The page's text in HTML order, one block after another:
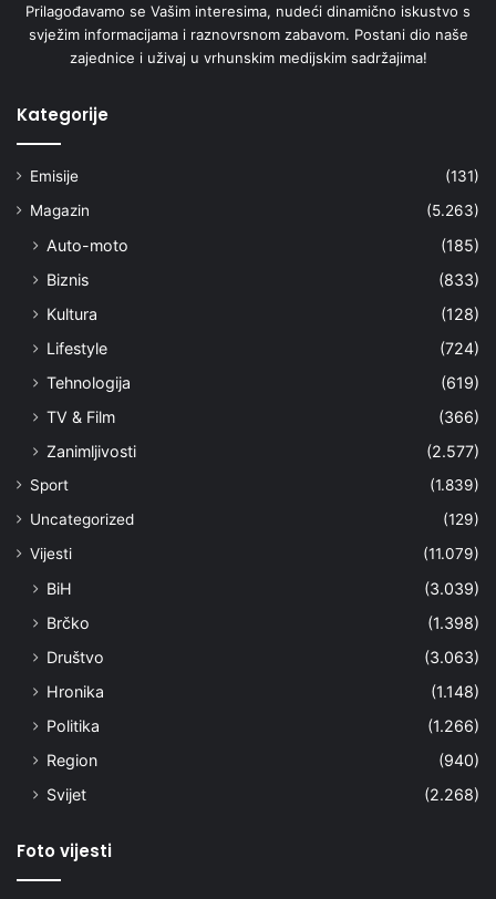
Prilagođavamo se Vašim interesima, nudeći dinamično iskustvo s
svježim informacijama i raznovrsnom zabavom. Postani dio naše
zajednice i uživaj u vrhunskim medijskim sadržajima!
Kategorije
Emisije
(131)
Magazin
(5.263)
Auto-moto
(185)
Biznis
(833)
Kultura
(128)
Lifestyle
(724)
Tehnologija
(619)
TV & Film
(366)
Zanimljivosti
(2.577)
Sport
(1.839)
Uncategorized
(129)
Vijesti
(11.079)
BiH
(3.039)
Brčko
(1.398)
Društvo
(3.063)
Hronika
(1.148)
Politika
(1.266)
Region
(940)
Svijet
(2.268)
Foto vijesti